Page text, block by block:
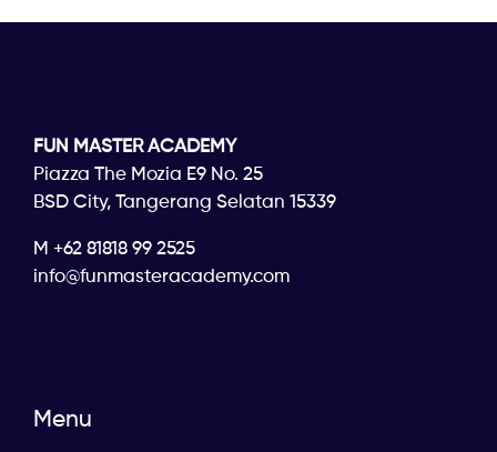
FUN MASTER ACADEMY
Piazza The Mozia E9 No. 25
BSD City, Tangerang Selatan 15339
M +62 81818 99 2525
info@funmasteracademy.com
Menu